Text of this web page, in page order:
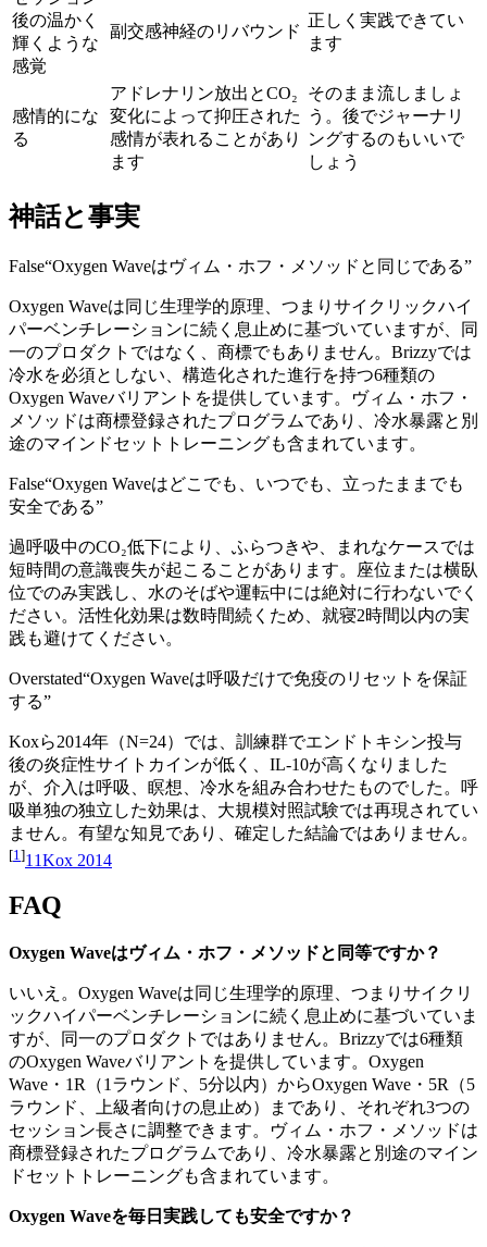
後の温かく
輝くような
感覚
副交感神経のリバウンド
正しく実践できてい
ます
感情的にな
る
アドレナリン放出とCO₂
変化によって抑圧された
感情が表れることがあり
ます
そのまま流しましょ
う。後でジャーナリ
ングするのもいいで
しょう
神話と事実
False“Oxygen Waveはヴィム・ホフ・メソッドと同じである”
Oxygen Waveは同じ生理学的原理、つまりサイクリックハイ
パーベンチレーションに続く息止めに基づいていますが、同
一のプロダクトではなく、商標でもありません。Brizzyでは
冷水を必須としない、構造化された進行を持つ6種類の
Oxygen Waveバリアントを提供しています。ヴィム・ホフ・
メソッドは商標登録されたプログラムであり、冷水暴露と別
途のマインドセットトレーニングも含まれています。
False“Oxygen Waveはどこでも、いつでも、立ったままでも
安全である”
過呼吸中のCO₂低下により、ふらつきや、まれなケースでは
短時間の意識喪失が起こることがあります。座位または横臥
位でのみ実践し、水のそばや運転中には絶対に行わないでく
ださい。活性化効果は数時間続くため、就寝2時間以内の実
践も避けてください。
Overstated“Oxygen Waveは呼吸だけで免疫のリセットを保証
する”
Koxら2014年（N=24）では、訓練群でエンドトキシン投与
後の炎症性サイトカインが低く、IL-10が高くなりました
が、介入は呼吸、瞑想、冷水を組み合わせたものでした。呼
吸単独の独立した効果は、大規模対照試験では再現されてい
ません。有望な知見であり、確定した結論ではありません。
[1 ]1 1Kox 2014
FAQ
Oxygen Waveはヴィム・ホフ・メソッドと同等ですか？
いいえ。Oxygen Waveは同じ生理学的原理、つまりサイクリ
ックハイパーベンチレーションに続く息止めに基づいていま
すが、同一のプロダクトではありません。Brizzyでは6種類
のOxygen Waveバリアントを提供しています。Oxygen
Wave・1R（1ラウンド、5分以内）からOxygen Wave・5R（5
ラウンド、上級者向けの息止め）まであり、それぞれ3つの
セッション長さに調整できます。ヴィム・ホフ・メソッドは
商標登録されたプログラムであり、冷水暴露と別途のマイン
ドセットトレーニングも含まれています。
Oxygen Waveを毎日実践しても安全ですか？